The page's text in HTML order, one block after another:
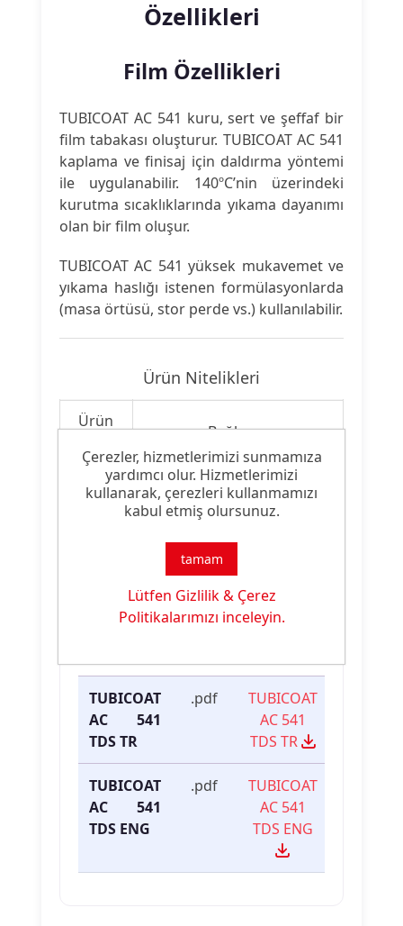
Özellikleri
Film Özellikleri
TUBICOAT AC 541 kuru, sert ve şeffaf bir
film tabakası oluşturur. TUBICOAT AC 541
kaplama ve finisaj için daldırma yöntemi
ile uygulanabilir. 140ºC’nin üzerindeki
kurutma sıcaklıklarında yıkama dayanımı
olan bir film oluşur.
TUBICOAT AC 541 yüksek mukavemet ve
yıkama haslığı istenen formülasyonlarda
(masa örtüsü, stor perde vs.) kullanılabilir.
Ürün Nitelikleri
Ürün
Bağlayıcı
Ürün
Özelliği:
Akrilik Binder
Ürün Dokümanları
İndirme
TUBICOAT
AC 541
TDS TR
.pdf
TUBICOAT
AC 541
TDS TR
TUBICOAT
AC 541
TDS ENG
.pdf
TUBICOAT
AC 541
TDS ENG
Çerezler, hizmetlerimizi sunmamıza
yardımcı olur. Hizmetlerimizi
kullanarak, çerezleri kullanmamızı
kabul etmiş olursunuz.
tamam
Lütfen Gizlilik & Çerez
Politikalarımızı inceleyin.